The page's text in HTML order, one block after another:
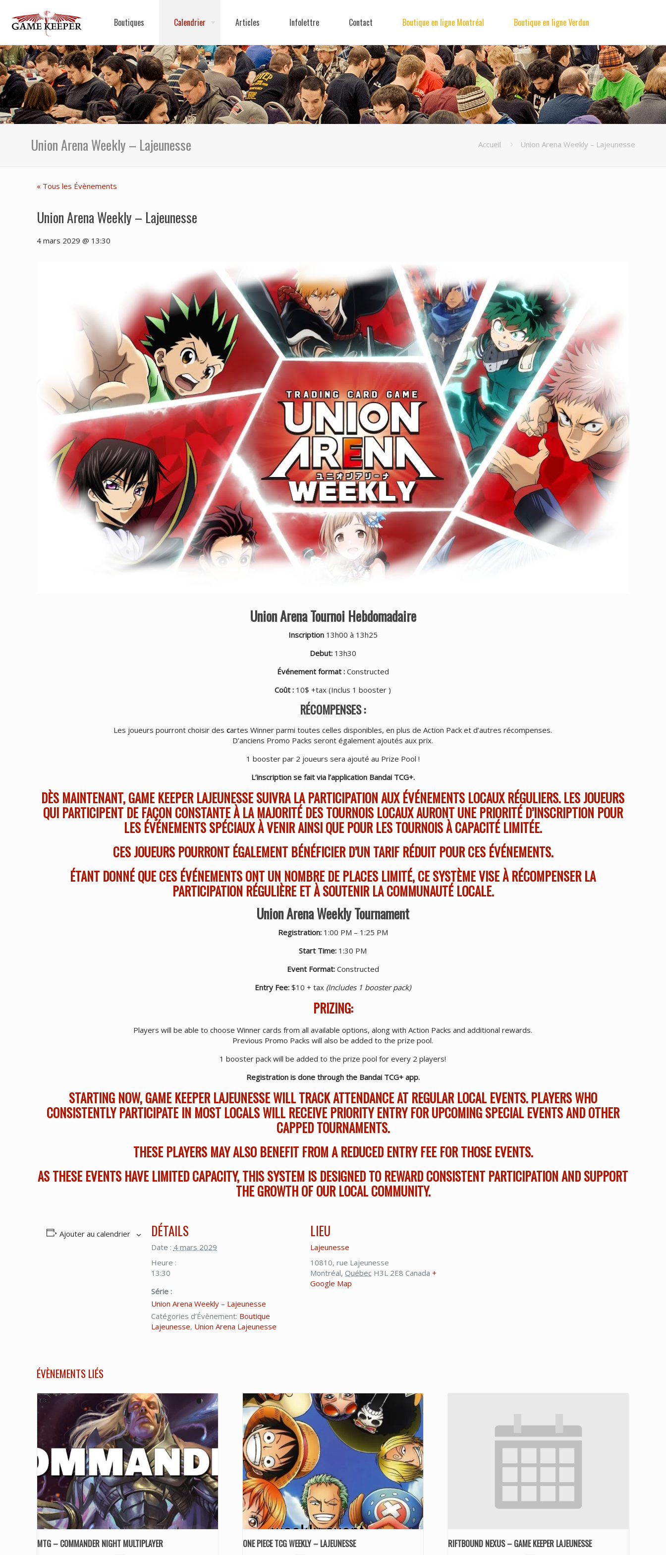
Boutiques Calendrier Articles Infolettre Contact Boutique en ligne Montréal Boutique en ligne Verdun
Union Arena Weekly – Lajeunesse Accueil Union Arena Weekly – Lajeunesse
« Tous les Évènements
Union Arena Weekly – Lajeunesse
4 mars 2029 @ 13:30
Union Arena Tournoi Hebdomadaire
Inscription 13h00 à 13h25
Debut:13h30
Événement format : Constructed
Coût : 10$ +tax (Inclus 1 booster )
RÉCOMPENSES :
Les joueurs pourront choisir descartes Winner parmi toutes celles disponibles, en plus de Action Pack et d’autres récompenses.
D’anciens Promo Packs seront également ajoutés aux prix.
1 booster par 2 joueurs sera ajouté au Prize Pool !
L’inscription se fait via l’application Bandai TCG+.
DÈS MAINTENANT, GAME KEEPER LAJEUNESSE SUIVRA LA PARTICIPATION AUX ÉVÉNEMENTS LOCAUX RÉGULIERS. LES JOUEURS
QUI PARTICIPENT DE FAÇON CONSTANTE À LA MAJORITÉ DES TOURNOIS LOCAUX AURONT UNE PRIORITÉ D’INSCRIPTION POUR
LES ÉVÉNEMENTS SPÉCIAUX À VENIR AINSI QUE POUR LES TOURNOIS À CAPACITÉ LIMITÉE.
CES JOUEURS POURRONT ÉGALEMENT BÉNÉFICIER D’UN TARIF RÉDUIT POUR CES ÉVÉNEMENTS.
ÉTANT DONNÉ QUE CES ÉVÉNEMENTS ONT UN NOMBRE DE PLACES LIMITÉ, CE SYSTÈME VISE À RÉCOMPENSER LA
PARTICIPATION RÉGULIÈRE ET À SOUTENIR LA COMMUNAUTÉ LOCALE.
Union Arena Weekly Tournament
Registration:1:00 PM – 1:25 PM
Start Time: 1:30 PM
Event Format:Constructed
Entry Fee: $10 + tax (Includes 1 booster pack)
PRIZING:
Players will be able to choose Winner cards from all available options, along with Action Packs and additional rewards.
Previous Promo Packs will also be added to the prize pool.
1 booster pack will be added to the prize pool for every 2 players!
Registration is done through the Bandai TCG+ app.
STARTING NOW, GAME KEEPER LAJEUNESSE WILL TRACK ATTENDANCE AT REGULAR LOCAL EVENTS. PLAYERS WHO
CONSISTENTLY PARTICIPATE IN MOST LOCALS WILL RECEIVE PRIORITY ENTRY FOR UPCOMING SPECIAL EVENTS AND OTHER
CAPPED TOURNAMENTS.
THESE PLAYERS MAY ALSO BENEFIT FROM A REDUCED ENTRY FEE FOR THOSE EVENTS.
AS THESE EVENTS HAVE LIMITED CAPACITY, THIS SYSTEM IS DESIGNED TO REWARD CONSISTENT PARTICIPATION AND SUPPORT
THE GROWTH OF OUR LOCAL COMMUNITY.
Ajouter au calendrier DÉTAILS
Date : 4 mars 2029
Heure :
13:30
Série :
Union Arena Weekly – Lajeunesse
Catégories d’Évènement: Boutique
Lajeunesse, Union Arena Lajeunesse
LIEU
Lajeunesse
10810, rue Lajeunesse
Montréal, Québec H3L 2E8 Canada +
Google Map
ÉVÈNEMENTS LIÉS
MTG – COMMANDER NIGHT MULTIPLAYER ONE PIECE TCG WEEKLY – LAJEUNESSE RIFTBOUND NEXUS – GAME KEEPER LAJEUNESSE